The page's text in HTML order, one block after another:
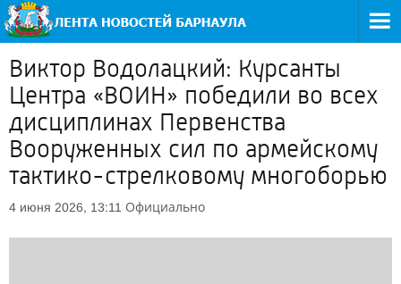
Виктор Водолацкий: Курсанты
Центра «ВОИН» победили во всех
дисциплинах Первенства
Вооруженных сил по армейскому
тактико-стрелковому многоборью
4 июня 2026, 13:11 Официально